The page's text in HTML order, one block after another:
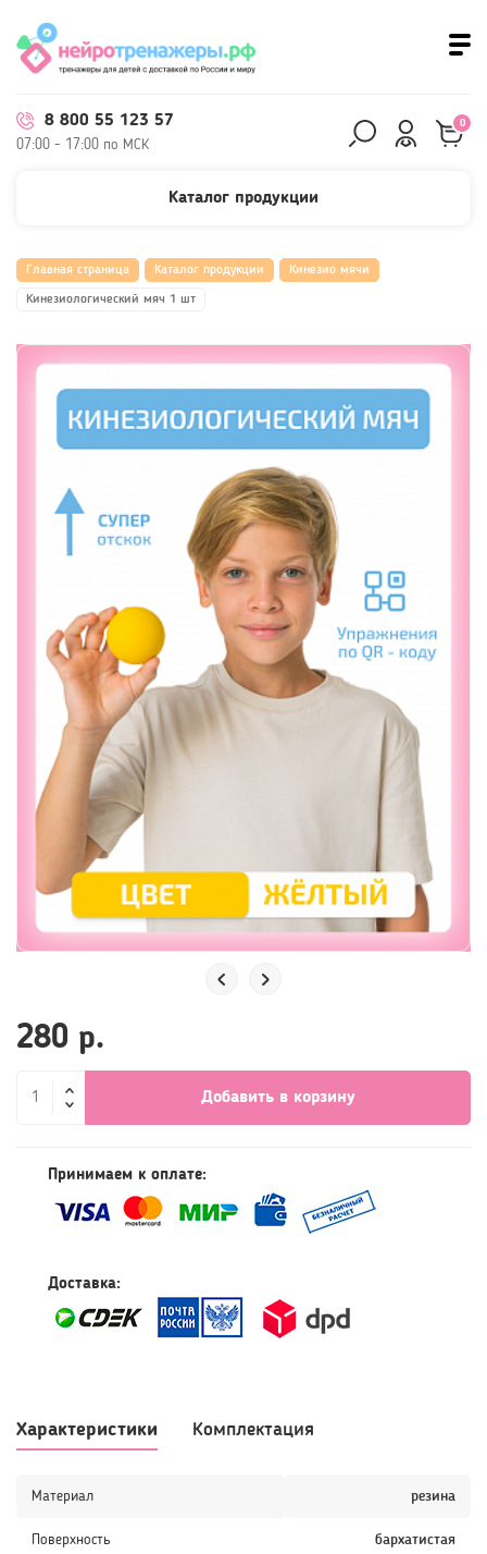
8 800 55 123 57
07:00 - 17:00 по МСК
0
Каталог продукции
Главная страница Каталог продукции Кинезио мячи
Кинезиологический мяч 1 шт
280 р.
Добавить в корзину
Принимаем к оплате:
Доставка:
Материал резина
Поверхность бархатистая